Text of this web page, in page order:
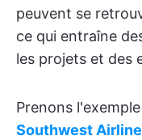
peuvent se
ce qui entraîne
les projets et des
Prenons
Southwest